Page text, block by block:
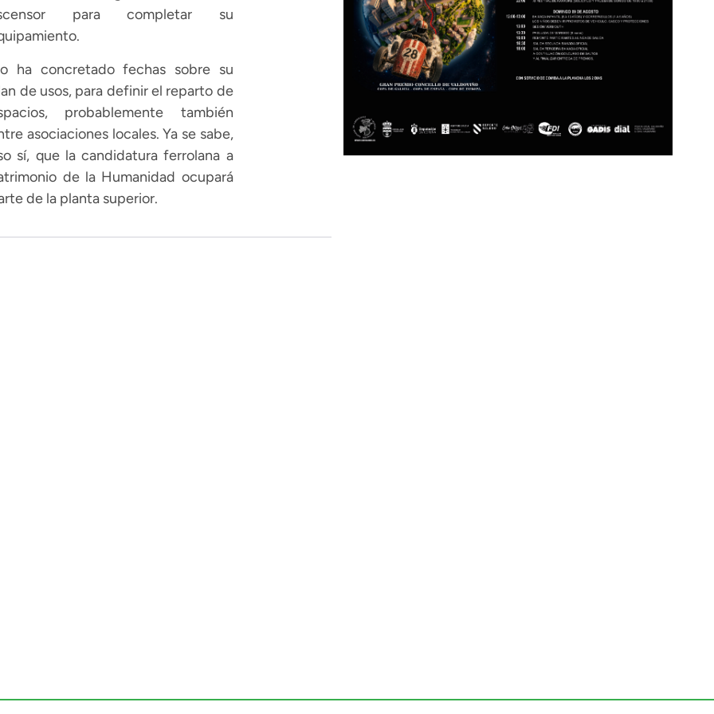
para completar su
ha concretado fechas sobre su
de usos, para definir el reparto de
probablemente también
asociaciones locales. Ya se sabe,
sí, que la candidatura ferrolana a
de la Humanidad ocupará
de la planta superior.